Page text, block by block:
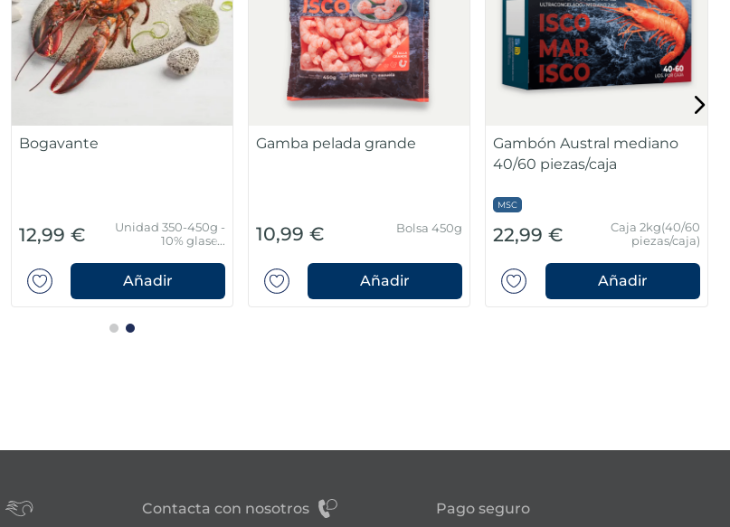
Bogavante
12,99 €
Unidad 350-450g -
10% glaseo
Añadir
Gamba pelada grande
10,99 € Bolsa 450g
Añadir
Gambón Austral mediano
40/60 piezas/caja
MSC
22,99 €
Caja 2kg(40/60
piezas/caja)
Añadir
Contacta con nosotros Pago seguro